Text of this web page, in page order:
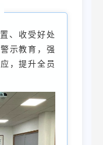
、收受好处
示教育，强
，提升全员